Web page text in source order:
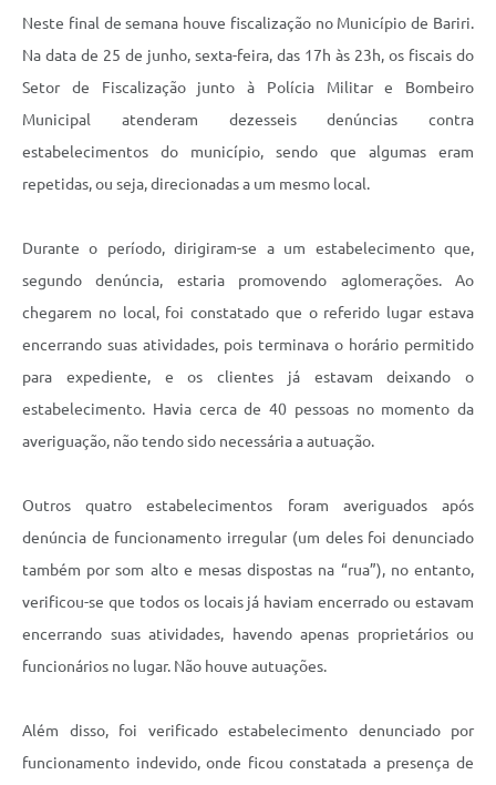
Neste final de semana houve fiscalização no Município de Bariri.
Na data de 25 de junho, sexta-feira, das 17h às 23h, os fiscais do
Setor de Fiscalização junto à Polícia Militar e Bombeiro
Municipal atenderam dezesseis denúncias contra
estabelecimentos do município, sendo que algumas eram
repetidas, ou seja, direcionadas a um mesmo local.
Durante o período, dirigiram-se a um estabelecimento que,
segundo denúncia, estaria promovendo aglomerações. Ao
chegarem no local, foi constatado que o referido lugar estava
encerrando suas atividades, pois terminava o horário permitido
para expediente, e os clientes já estavam deixando o
estabelecimento. Havia cerca de 40 pessoas no momento da
averiguação, não tendo sido necessária a autuação.
Outros quatro estabelecimentos foram averiguados após
denúncia de funcionamento irregular (um deles foi denunciado
também por som alto e mesas dispostas na “rua”), no entanto,
verificou-se que todos os locais já haviam encerrado ou estavam
encerrando suas atividades, havendo apenas proprietários ou
funcionários no lugar. Não houve autuações.
Além disso, foi verificado estabelecimento denunciado por
funcionamento indevido, onde ficou constatada a presença de